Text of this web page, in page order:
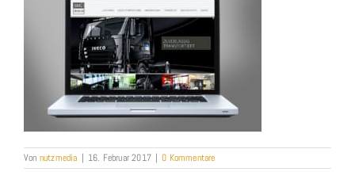
Von nutzmedia | 16. Februar 2017 | 0 Kommentare